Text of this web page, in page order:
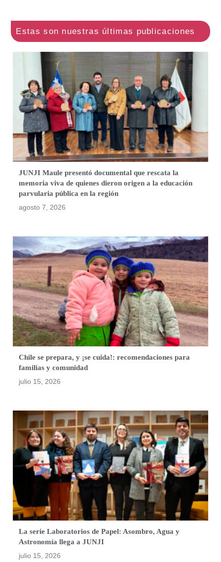
JUNJI Maule presentó documental que rescata la
memoria viva de quienes dieron origen a la educación
parvularia pública en la región
agosto 7, 2026
Chile se prepara, y ¡se cuida!: recomendaciones para
familias y comunidad
julio 15, 2026
La serie Laboratorios de Papel: Asombro, Agua y
Astronomía llega a JUNJI
julio 15, 2026